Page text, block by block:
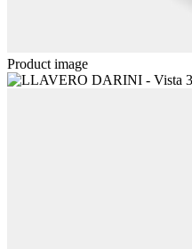
Product image